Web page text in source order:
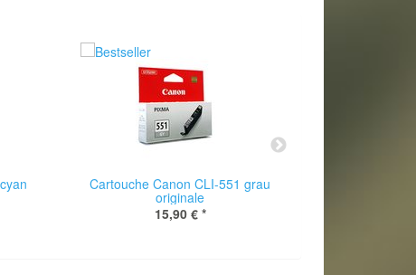
Cartouche Canon CLI-551 grau
originale
15,90 € *